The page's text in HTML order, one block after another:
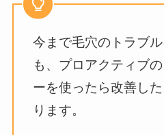
今まで毛穴のトラブ
も、プロアクティブ
ーを使ったら改善し
ります。